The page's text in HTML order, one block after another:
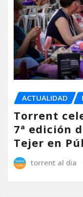
ACTUALIDAD
Torrent
7ª edición
Tejer en
torrent al dia